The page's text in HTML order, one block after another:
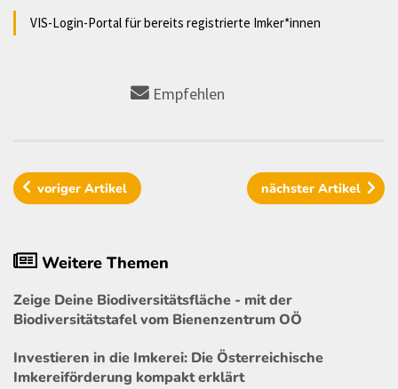
VIS-Login-Portal für bereits registrierte Imker*innen
Empfehlen
vorigerArtikel nächster Artikel
Weitere Themen
Zeige Deine Biodiversitätsfläche - mit der
Biodiversitätstafel vom Bienenzentrum OÖ
Investieren in die Imkerei: Die Österreichische
Imkereiförderung kompakt erklärt